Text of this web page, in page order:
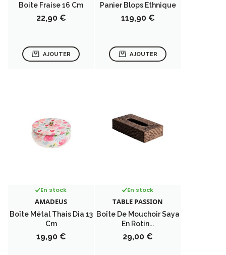
Boite Fraise 16 Cm
Prix
22,90 €
AJOUTER
Panier Blops Ethnique
Prix
119,90 €
AJOUTER
En stock
AMADEUS
Boîte Métal Thais Dia 13
Cm
Prix
19,90 €
En stock
TABLE PASSION
Boîte De Mouchoir Saya
En Rotin...
Prix
29,00 €